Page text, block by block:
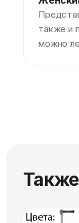
также и
можно